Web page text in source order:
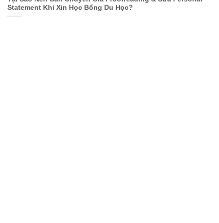
Statement Khi Xin Học Bổng Du Học?